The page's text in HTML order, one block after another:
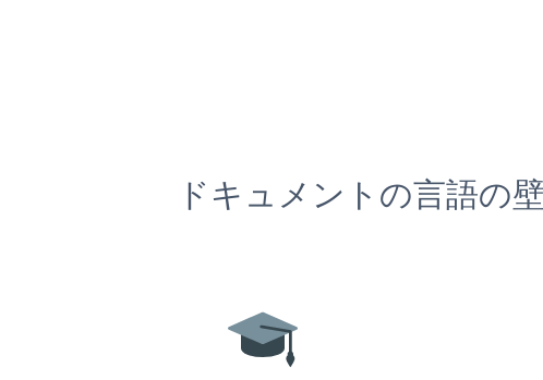
ドキュメントの言語の